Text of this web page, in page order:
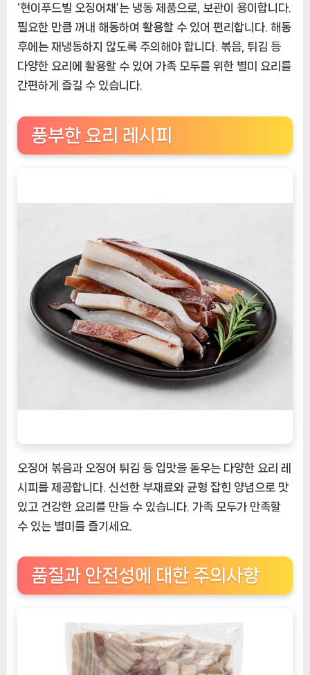
‘현이푸드빌 오징어채’는 냉동 제품으로, 보관이 용이합니다.
필요한 만큼 꺼내 해동하여 활용할 수 있어 편리합니다. 해동
후에는 재냉동하지 않도록 주의해야 합니다. 볶음, 튀김 등
다양한 요리에 활용할 수 있어 가족 모두를 위한 별미 요리를
간편하게 즐길 수 있습니다.
풍부한 요리 레시피
오징어 볶음과 오징어 튀김 등 입맛을 돋우는 다양한 요리 레
시피를 제공합니다. 신선한 부재료와 균형 잡힌 양념으로 맛
있고 건강한 요리를 만들 수 있습니다. 가족 모두가 만족할
수 있는 별미를 즐기세요.
품질과 안전성에 대한 주의사항